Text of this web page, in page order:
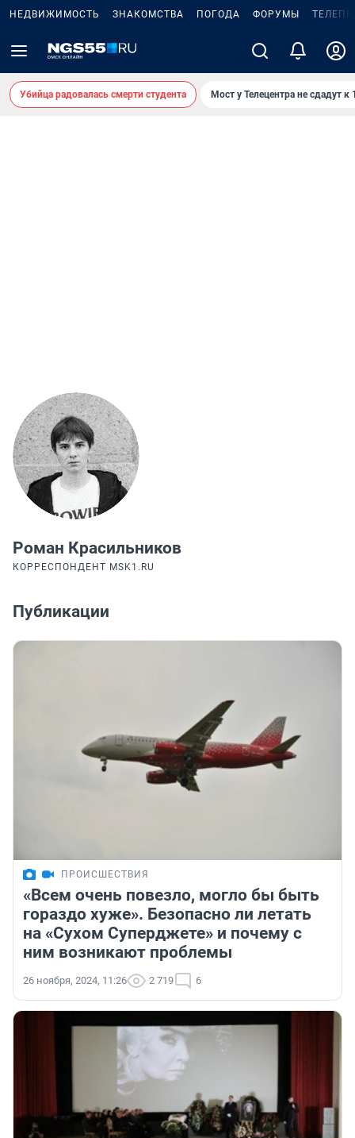
НЕДВИЖИМОСТЬ ЗНАКОМСТВА ПОГОДА ФОРУМЫ
Убийца радовалась смерти студента Мост у Телецентра не сдадут к
Роман Красильников
КОРРЕСПОНДЕНТ MSK1.RU
Публикации
ПРОИСШЕСТВИЯ
«Всем очень повезло, могло бы быть
гораздо хуже». Безопасно ли летать
на «Сухом Суперджете» и почему с
ним возникают проблемы
26 ноября, 2024, 11:26 2 719 6